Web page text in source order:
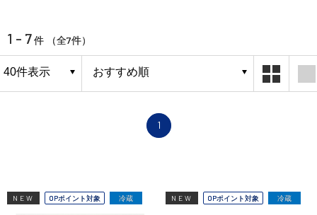
1 - 7件 （全7件）
1
NEW OPポイント対象 冷蔵 NEW OPポイント対象 冷蔵